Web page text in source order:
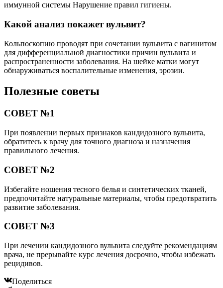
иммунной системы Нарушение правил гигиены.
Какой анализ покажет вульвит?
Кольпоскопию проводят при сочетании вульвита с вагинитом
для дифференциальной диагностики причин вульвита и
распространенности заболевания. На шейке матки могут
обнаруживаться воспалительные изменения, эрозии.
Полезные советы
СОВЕТ №1
При появлении первых признаков кандидозного вульвита,
обратитесь к врачу для точного диагноза и назначения
правильного лечения.
СОВЕТ №2
Избегайте ношения тесного белья и синтетических тканей,
предпочитайте натуральные материалы, чтобы предотвратить
развитие заболевания.
СОВЕТ №3
При лечении кандидозного вульвита следуйте рекомендациям
врача, не прерывайте курс лечения досрочно, чтобы избежать
рецидивов.
Поделиться